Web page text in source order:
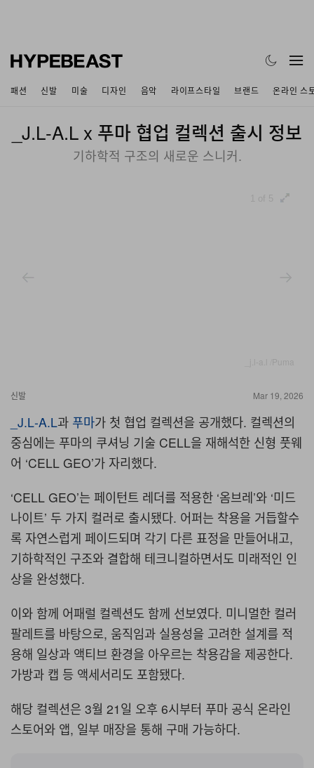
패션 신발 미술 디자인 음악 라이프스타일 브랜드 온라인 스
_J.L‑A.L x 푸마 협업 컬렉션 출시 정보
기하학적 구조의 새로운 스니커.
신발 Mar 19, 2026
_J.L‑A.L과 푸마가 첫 협업 컬렉션을 공개했다. 컬렉션의
중심에는 푸마의 쿠셔닝 기술 CELL을 재해석한 신형 풋웨
어 ‘CELL GEO’가 자리했다.
‘CELL GEO’는 페이턴트 레더를 적용한 ‘옴브레’와 ‘미드
나이트’ 두 가지 컬러로 출시됐다. 어퍼는 착용을 거듭할수
록 자연스럽게 페이드되며 각기 다른 표정을 만들어내고,
기하학적인 구조와 결합해 테크니컬하면서도 미래적인 인
상을 완성했다.
이와 함께 어패럴 컬렉션도 함께 선보였다. 미니멀한 컬러
팔레트를 바탕으로, 움직임과 실용성을 고려한 설계를 적
용해 일상과 액티브 환경을 아우르는 착용감을 제공한다.
가방과 캡 등 액세서리도 포함됐다.
해당 컬렉션은 3월 21일 오후 6시부터 푸마 공식 온라인
스토어와 앱, 일부 매장을 통해 구매 가능하다.